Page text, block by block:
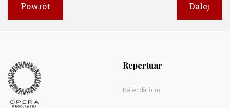
Powrót Dalej
Repertuar
Kalendarium